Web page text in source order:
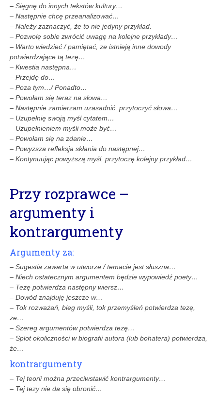
– Sięgnę do innych tekstów kultury…
– Następnie chcę przeanalizować…
– Należy zaznaczyć, że to nie jedyny przykład.
– Pozwolę sobie zwrócić uwagę na kolejne przykłady…
– Warto wiedzieć / pamiętać, że istnieją inne dowody
potwierdzające tą tezę…
– Kwestia następna…
– Przejdę do…
– Poza tym…/ Ponadto…
– Powołam się teraz na słowa…
– Następnie zamierzam uzasadnić, przyto­czyć słowa…
– Uzupełnię swoją myśl cytatem…
– Uzupełnieniem myśli może być…
– Powołam się na zdanie…
– Powyższa refleksja skłania do następnej…
– Kontynuując powyższą myśl, przytoczę kolejny przykład…
Przy rozprawce –
argumenty i
kontrargumenty
Argumenty za:
– Sugestia zawarta w utworze / temacie jest słuszna…
– Niech ostatecznym argumentem będzie wypowiedź poety…
– Tezę potwierdza następny wiersz…
– Dowód znajduję jeszcze w…
– Tok rozważań, bieg myśli, tok przemyśleń potwierdza tezę,
że…
– Szereg argumentów potwierdza tezę…
– Splot okoliczności w biografii autora (lub bohatera) potwierdza,
że…
kontrargumenty
– Tej teorii można przeciwstawić kontrargumenty…
– Tej tezy nie da się obronić…